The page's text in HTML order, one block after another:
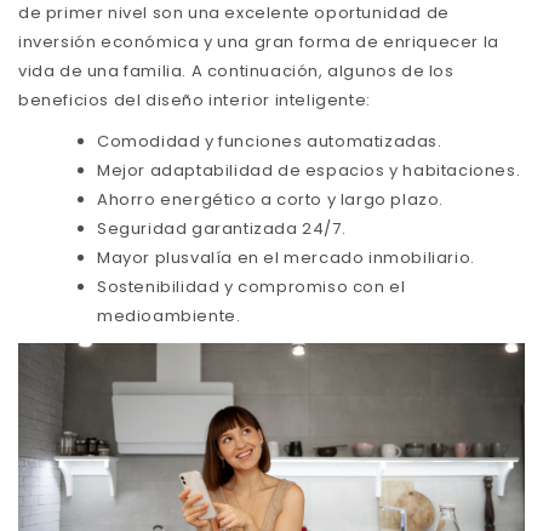
de primer nivel son una excelente oportunidad de
inversión económica y una gran forma de enriquecer la
vida de una familia. A continuación, algunos de los
beneficios del diseño interior inteligente:
Comodidad y funciones automatizadas.
Mejor adaptabilidad de espacios y habitaciones.
Ahorro energético a corto y largo plazo.
Seguridad garantizada 24/7.
Mayor plusvalía en el mercado inmobiliario.
Sostenibilidad y compromiso con el
medioambiente.